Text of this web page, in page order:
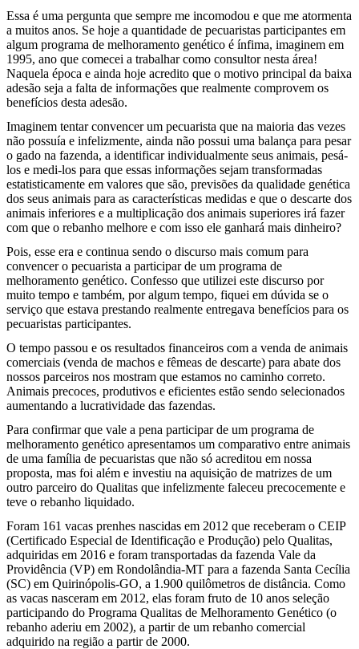
Essa é uma pergunta que sempre me incomodou e que me atormenta
a muitos anos. Se hoje a quantidade de pecuaristas participantes em
algum programa de melhoramento genético é ínfima, imaginem em
1995, ano que comecei a trabalhar como consultor nesta área!
Naquela época e ainda hoje acredito que o motivo principal da baixa
adesão seja a falta de informações que realmente comprovem os
benefícios desta adesão.
Imaginem tentar convencer um pecuarista que na maioria das vezes
não possuía e infelizmente, ainda não possui uma balança para pesar
o gado na fazenda, a identificar individualmente seus animais, pesá-
los e medi-los para que essas informações sejam transformadas
estatisticamente em valores que são, previsões da qualidade genética
dos seus animais para as características medidas e que o descarte dos
animais inferiores e a multiplicação dos animais superiores irá fazer
com que o rebanho melhore e com isso ele ganhará mais dinheiro?
Pois, esse era e continua sendo o discurso mais comum para
convencer o pecuarista a participar de um programa de
melhoramento genético. Confesso que utilizei este discurso por
muito tempo e também, por algum tempo, fiquei em dúvida se o
serviço que estava prestando realmente entregava benefícios para os
pecuaristas participantes.
O tempo passou e os resultados financeiros com a venda de animais
comerciais (venda de machos e fêmeas de descarte) para abate dos
nossos parceiros nos mostram que estamos no caminho correto.
Animais precoces, produtivos e eficientes estão sendo selecionados
aumentando a lucratividade das fazendas.
Para confirmar que vale a pena participar de um programa de
melhoramento genético apresentamos um comparativo entre animais
de uma família de pecuaristas que não só acreditou em nossa
proposta, mas foi além e investiu na aquisição de matrizes de um
outro parceiro do Qualitas que infelizmente faleceu precocemente e
teve o rebanho liquidado.
Foram 161 vacas prenhes nascidas em 2012 que receberam o CEIP
(Certificado Especial de Identificação e Produção) pelo Qualitas,
adquiridas em 2016 e foram transportadas da fazenda Vale da
Providência (VP) em Rondolândia-MT para a fazenda Santa Cecília
(SC) em Quirinópolis-GO, a 1.900 quilômetros de distância. Como
as vacas nasceram em 2012, elas foram fruto de 10 anos seleção
participando do Programa Qualitas de Melhoramento Genético (o
rebanho aderiu em 2002), a partir de um rebanho comercial
adquirido na região a partir de 2000.